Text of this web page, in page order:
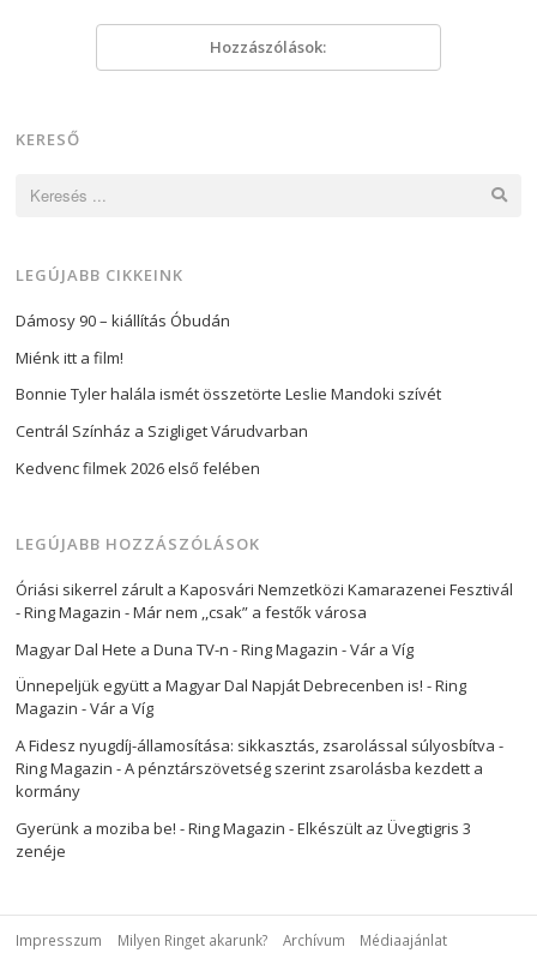
Hozzászólások:
KERESŐ
LEGÚJABB CIKKEINK
Dámosy 90 – kiállítás Óbudán
Miénk itt a film!
Bonnie Tyler halála ismét összetörte Leslie Mandoki szívét
Centrál Színház a Szigliget Várudvarban
Kedvenc filmek 2026 első felében
LEGÚJABB HOZZÁSZÓLÁSOK
Óriási sikerrel zárult a Kaposvári Nemzetközi Kamarazenei Fesztivál
- Ring Magazin -Már nem ,,csak” a festők városa
Magyar Dal Hete a Duna TV-n - Ring Magazin -Vár a Víg
Ünnepeljük együtt a Magyar Dal Napját Debrecenben is! - Ring
Magazin -Vár a Víg
A Fidesz nyugdíj-államosítása: sikkasztás, zsarolással súlyosbítva -
Ring Magazin -A pénztárszövetség szerint zsarolásba kezdett a
kormány
Gyerünk a moziba be! - Ring Magazin -Elkészült az Üvegtigris 3
zenéje
Impresszum Milyen Ringet akarunk? Archívum Médiaajánlat